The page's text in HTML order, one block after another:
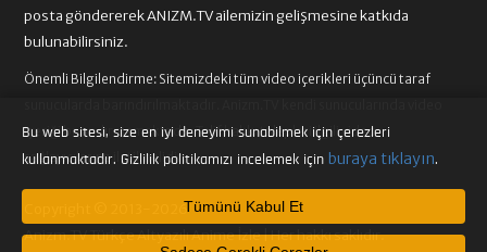
posta göndererek ANIZM.TV ailemizin gelişmesine katkıda
bulunabilirsiniz.
Önemli Bilgilendirme: Sitemizdeki tüm video içerikleri üçüncü taraf
içeriği barındırmamaktadır. Telif hakkı talepleri ilgili video
sağlayıcılarına iletilmelidir.
Copyright © 2013-2026
Anizm.TV Türkçe Altyazılı Anime İzle | Her hakkı saklıdır.
Bu web sitesi, size en iyi deneyimi sunabilmek için çerezleri
kullanmaktadır. Gizlilik politikamızı incelemek için buraya tıklayın.
Tümünü Kabul Et